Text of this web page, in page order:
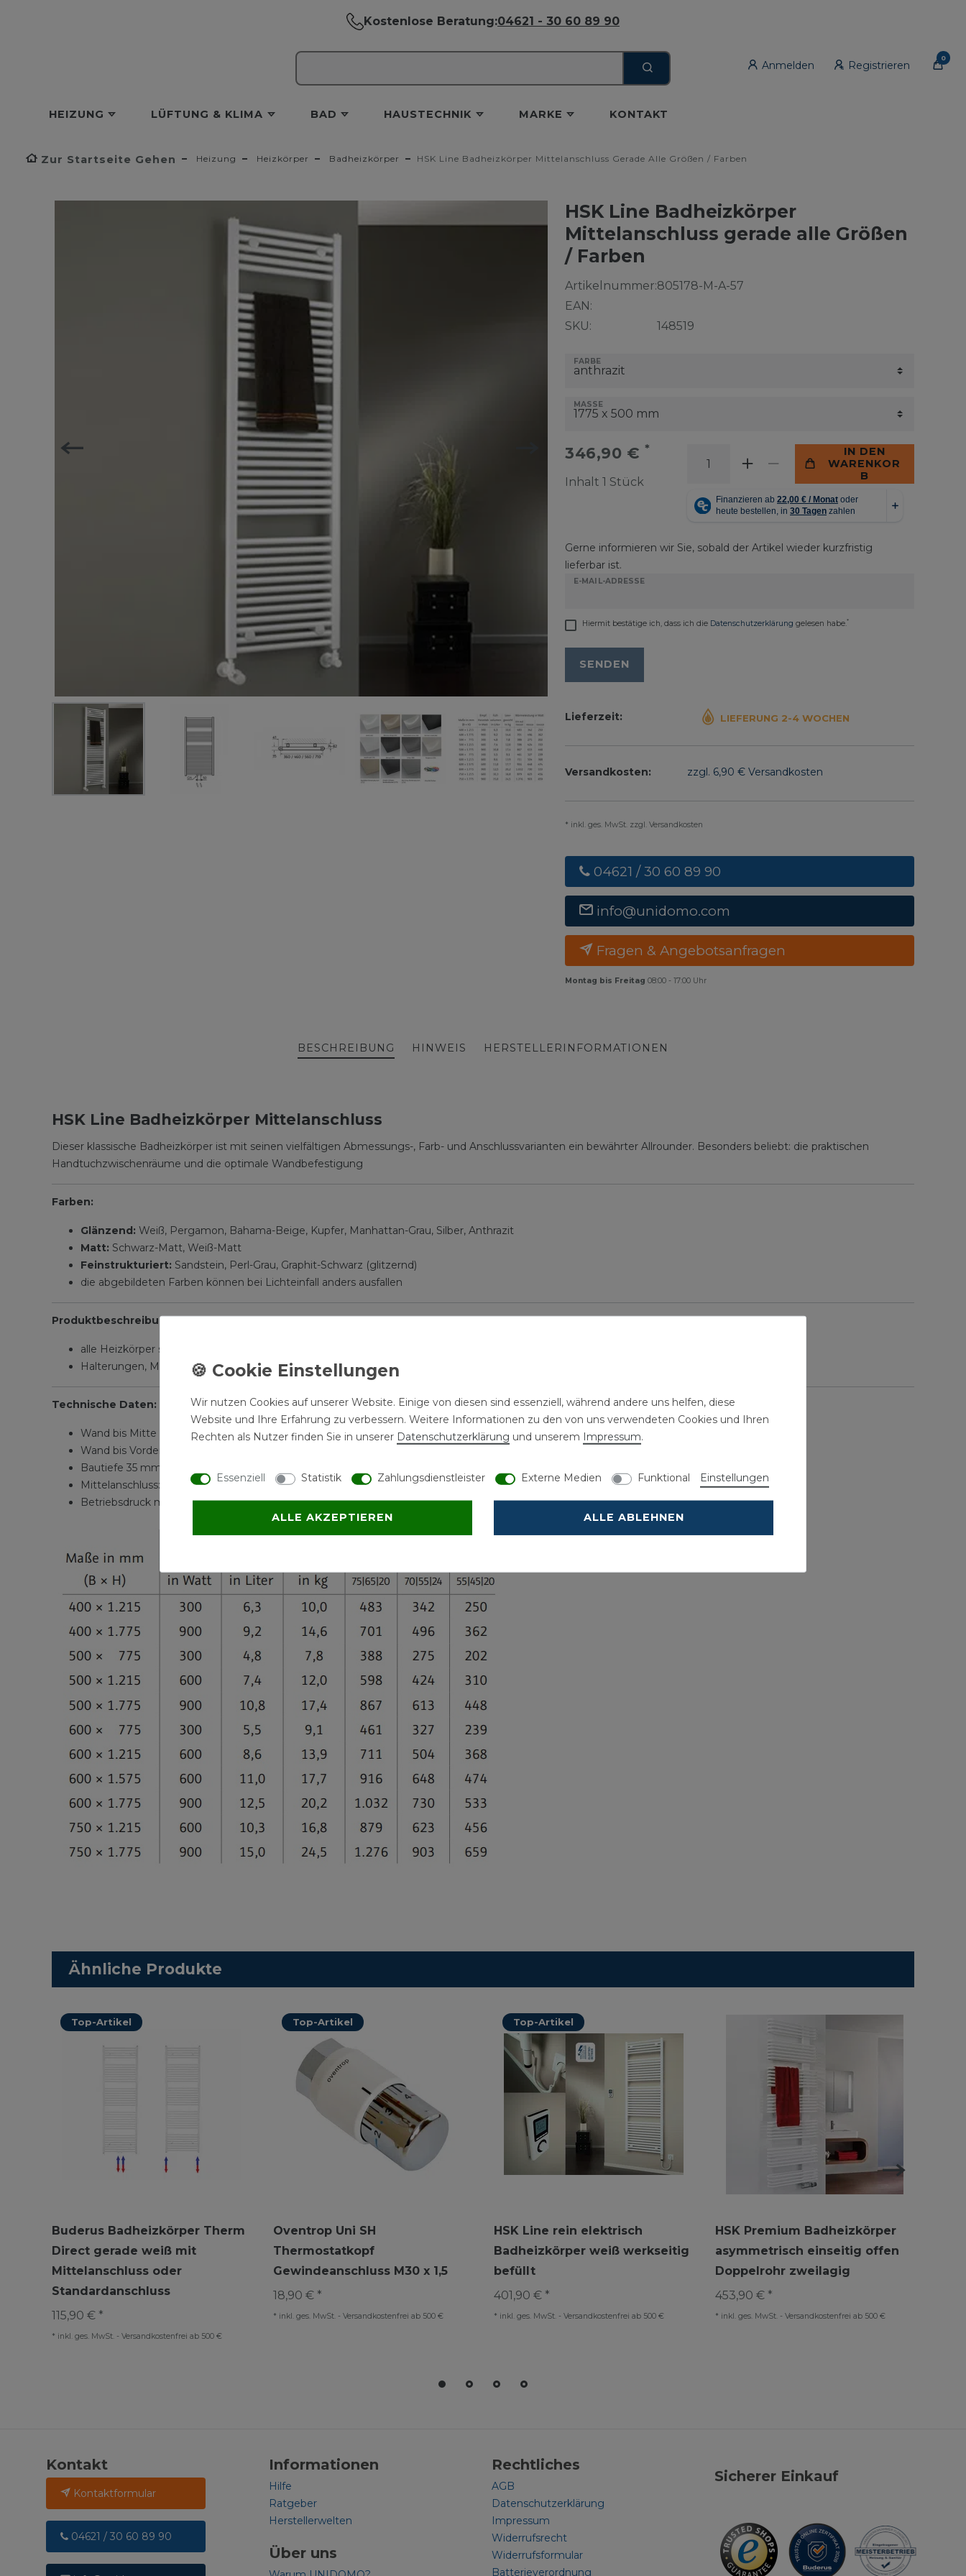
Kostenlose Beratung:04621 - 30 60 89 90
Anmelden Registrieren
0
HEIZUNG LÜFTUNG & KLIMA BAD HAUSTECHNIK MARKE KONTAKT
Zur Startseite Gehen Heizung Heizkörper Badheizkörper HSK Line Badheizkörper Mittelanschluss Gerade Alle Größen / Farben
HSK Line Badheizkörper
Mittelanschluss gerade alle Größen
/ Farben
Artikelnummer:
EAN:
SKU:
805178-M-A-57
148519
FARBE
MASSE
346,90 € *
Inhalt 1 Stück
IN DEN
WARENKOR
B
Gerne informieren wir Sie, sobald der Artikel wieder kurzfristig
lieferbar ist.
E-MAIL-ADRESSE
Hiermit bestätige ich, dass ich die Daten­schutz­erklärung gelesen habe.*
SENDEN
Lieferzeit: LIEFERUNG 2-4 WOCHEN
Versandkosten: zzgl. 6,90 € Versandkosten
* inkl. ges. MwSt. zzgl. Versandkosten
04621 / 30 60 89 90
info@unidomo.com
Fragen & Angebotsanfragen
Montag bis Freitag 08:00 - 17:00 Uhr
BESCHREIBUNG HINWEIS HERSTELLERINFORMATIONEN
HSK Line Badheizkörper Mittelanschluss
Dieser klassische Badheizkörper ist mit seinen vielfältigen Abmessungs-, Farb- und Anschlussvarianten ein bewährter Allrounder. Besonders beliebt: die praktischen
Handtuchzwischenräume und die optimale Wandbefestigung
Farben:
Glänzend: Weiß, Pergamon, Bahama-Beige, Kupfer, Manhattan-Grau, Silber, Anthrazit
Matt: Schwarz-Matt, Weiß-Matt
Feinstrukturiert: Sandstein, Perl-Grau, Graphit-Schwarz (glitzernd)
die abgebildeten Farben können bei Lichteinfall anders ausfallen
Produktbeschreibung:
alle Heizkörper sind Pulver-Beschichtet
Halterungen, Montagematerial, Entlüftungs- und Verschlussstopfen im Lieferumfang enthalten
Technische Daten:
Wand bis Mitte Anschluss 74 - 82 mm, variabel
Wand bis Vorderkante Heizkörper 91 - 99 mm, variabel
Bautiefe 35 mm
Mittelanschluss: Nabenabstand 50 mm
Betriebsdruck max. 10 bar
Ähnliche Produkte
Top-Artikel
Buderus Badheizkörper Therm
Direct gerade weiß mit
Mittelanschluss oder
Standardanschluss
115,90 € *
* inkl. ges. MwSt. - Versandkostenfrei ab 500 €
Top-Artikel
Oventrop Uni SH
Thermostatkopf
Gewindeanschluss M30 x 1,5
18,90 € *
* inkl. ges. MwSt.- Versandkostenfrei ab 500 €
Top-Artikel
HSK Line rein elektrisch
Badheizkörper weiß werkseitig
befüllt
401,90 € *
* inkl. ges. MwSt. - Versandkostenfrei ab 500 €
HSK Premium Badheizkörper
asymmetrisch einseitig offen
Doppelrohr zweilagig
453,90 € *
* inkl. ges. MwSt.- Versandkostenfrei ab 500 €
Kontakt
Kontaktformular
04621 / 30 60 89 90
Informationen
Hilfe
Ratgeber
Herstellerwelten
Über uns
Rechtliches
AGB
Datenschutzerklärung
Impressum
Widerrufsrecht
Widerrufsformular
Batterieverordnung
Sicherer Einkauf
Wir nutzen Cookies auf unserer Website. Einige von diesen sind essenziell, während andere uns helfen, diese
Website und Ihre Erfahrung zu verbessern. Weitere Informationen zu den von uns verwendeten Cookies und Ihren
Rechten als Nutzer finden Sie in unserer Daten­schutz­erklärung und unserem Impressum.
Essenziell Statistik Zahlungsdienstleister Externe Medien Funktional Einstellungen
ALLE AKZEPTIEREN ALLE ABLEHNEN